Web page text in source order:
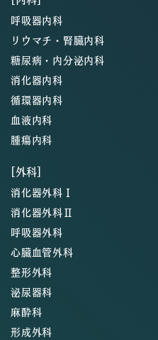
呼吸器内科
リウマチ・腎臓内科
糖尿病・内分泌内科
消化器内科
循環器内科
血液内科
腫瘍内科
[外科]
消化器外科Ⅰ
消化器外科Ⅱ
呼吸器外科
心臓血管外科
整形外科
泌尿器科
麻酔科
形成外科